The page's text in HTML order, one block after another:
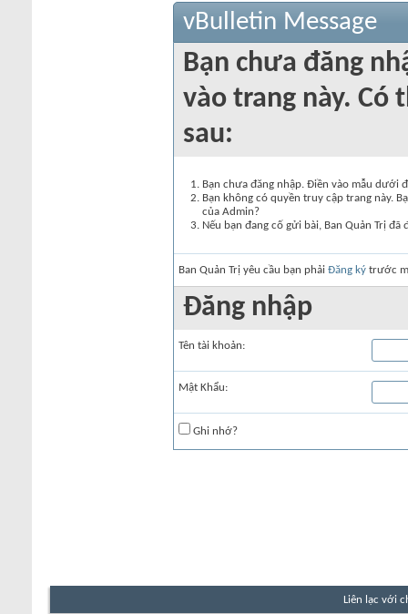
vBulletin Message
Bạn chưa đăng
vào trang này. Có
sau:
Bạn chưa đăng nhập. Điền vào mẫu dưới
Bạn không có quyền truy cập trang này.
của Admin?
Nếu bạn đang cố gửi bài, Ban Quản Trị
Ban Quản Trị yêu cầu bạn phải Đăng ký trước
Đăng nhập
Tên tài khoản:
Mật Khẩu:
Ghi nhớ?
Liên lạc với